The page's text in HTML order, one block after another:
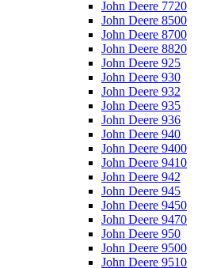
John Deere 7720
John Deere 8500
John Deere 8700
John Deere 8820
John Deere 925
John Deere 930
John Deere 932
John Deere 935
John Deere 936
John Deere 940
John Deere 9400
John Deere 9410
John Deere 942
John Deere 945
John Deere 9450
John Deere 9470
John Deere 950
John Deere 9500
John Deere 9510